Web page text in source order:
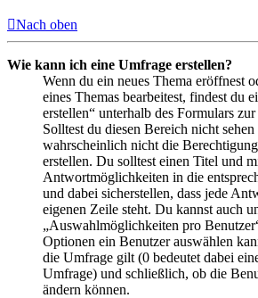
Nach oben
Wie kann ich eine Umfrage erstellen?
Wenn du ein neues Thema eröffnest
eines Themas bearbeitest, findest du
erstellen“ unterhalb des Formulars
Solltest du diesen Bereich nicht
wahrscheinlich nicht die
erstellen. Du solltest einen Titel und
Antwortmöglichkeiten in die
und dabei sicherstellen, dass jede
eigenen Zeile steht. Du kannst auch
„Auswahlmöglichkeiten pro
Optionen ein Benutzer auswählen
die Umfrage gilt (0 bedeutet dabei
Umfrage) und schließlich, ob die
ändern können.